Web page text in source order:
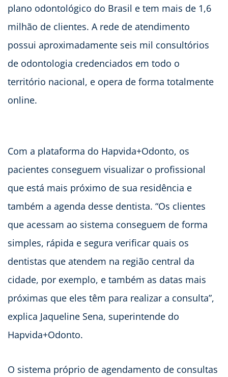
plano odontológico do Brasil e tem mais de 1,6
milhão de clientes. A rede de atendimento
possui aproximadamente seis mil consultórios
de odontologia credenciados em todo o
território nacional, e opera de forma totalmente
online.
Com a plataforma do Hapvida+Odonto, os
pacientes conseguem visualizar o profissional
que está mais próximo de sua residência e
também a agenda desse dentista. “Os clientes
que acessam ao sistema conseguem de forma
simples, rápida e segura verificar quais os
dentistas que atendem na região central da
cidade, por exemplo, e também as datas mais
próximas que eles têm para realizar a consulta”,
explica Jaqueline Sena, superintende do
Hapvida+Odonto.
O sistema próprio de agendamento de consultas